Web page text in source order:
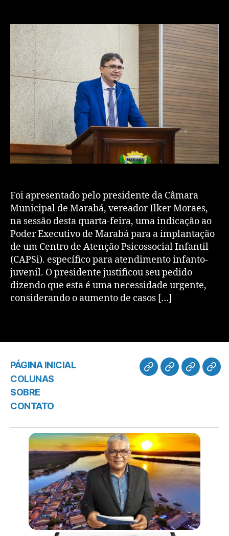
Foi apresentado pelo presidente da Câmara
Municipal de Marabá, vereador Ilker Moraes,
na sessão desta quarta-feira, uma indicação ao
Poder Executivo de Marabá para a implantação
de um Centro de Atenção Psicossocial Infantil
(CAPSi). específico para atendimento infanto-
juvenil. O presidente justificou seu pedido
dizendo que esta é uma necessidade urgente,
considerando o aumento de casos […]
PÁGINA INICIAL
COLUNAS
SOBRE
CONTATO